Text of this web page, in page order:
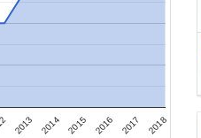
2013 2014 2015 2016 2017 2018